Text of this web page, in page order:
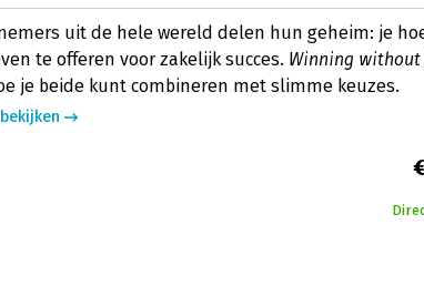
uit de hele wereld delen hun geheim: je
te offeren voor zakelijk succes. Winning
je beide kunt combineren met slimme keuzes.